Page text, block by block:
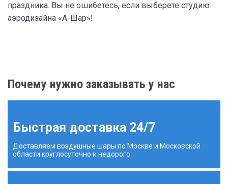
праздника. Вы не ошибетесь, если выберете студию
аэродизайна «А-Шар»!
Почему нужно заказывать у нас
Быстрая доставка 24/7
Доставляем воздушные шары по Москве и Московской
области круглосуточно и недорого.